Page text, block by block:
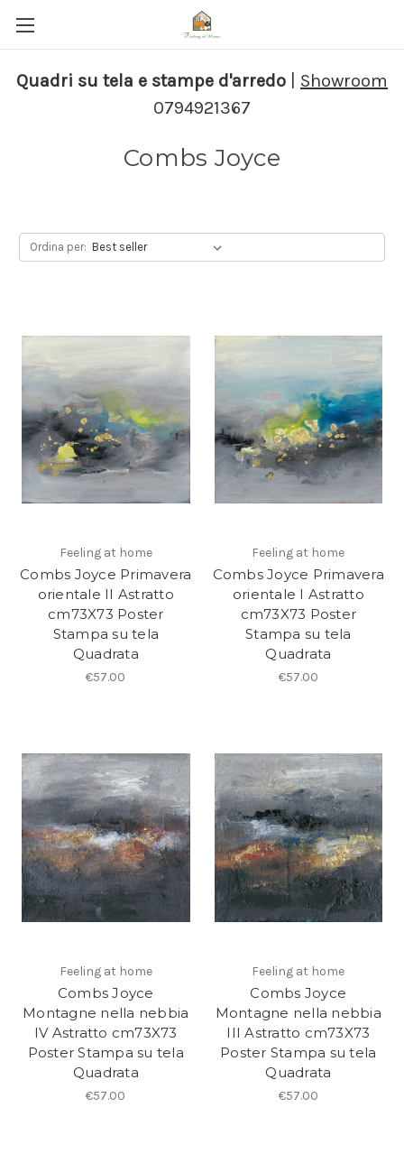
Quadri su tela e stampe d'arredo
Showroom
0794921367
Combs Joyce
Ordina per:
Feeling at home
Combs Joyce Primavera
orientale II Astratto
cm73X73 Poster
Stampa su tela
Quadrata
€57.00
Feeling at home
Combs Joyce Primavera
orientale I Astratto
cm73X73 Poster
Stampa su tela
Quadrata
€57.00
Feeling at home
Combs Joyce
Montagne nella nebbia
IV Astratto cm73X73
Poster Stampa su tela
Quadrata
€57.00
Feeling at home
Combs Joyce
Montagne nella nebbia
III Astratto cm73X73
Poster Stampa su tela
Quadrata
€57.00